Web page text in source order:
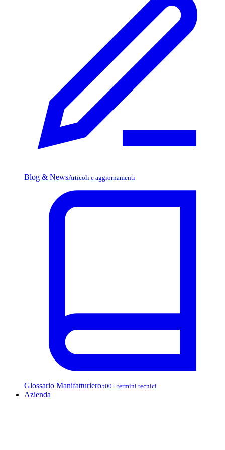
Blog & NewsArticoli e aggiornamenti
Glossario Manifatturiero500+ termini tecnici
Azienda